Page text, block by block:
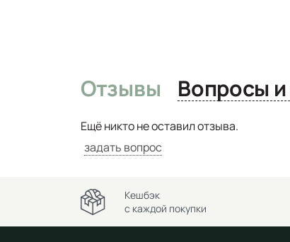
Отзывы
Ещё никто не оставил отзыва.
задать вопрос
Кешбэк
с каждой покупки